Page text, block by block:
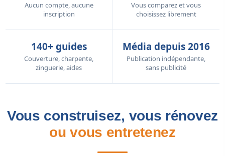
Aucun compte, aucune
inscription
Vous comparez et vous
choisissez librement
140+ guides
Couverture, charpente,
zinguerie, aides
Média depuis 2016
Publication indépendante,
sans publicité
Vous construisez, vous rénovez
ou vous entretenez